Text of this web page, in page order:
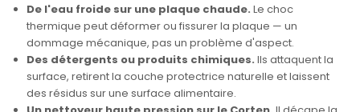
De l'eau froide sur une plaque chaude. Le choc
thermique peut déformer ou fissurer la plaque — un
dommage mécanique, pas un problème d'aspect.
Des détergents ou produits chimiques. Ils attaquent la
surface, retirent la couche protectrice naturelle et laissent
des résidus sur une surface alimentaire.